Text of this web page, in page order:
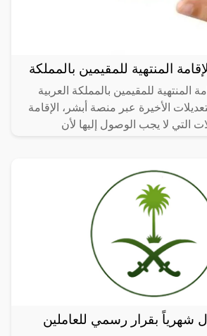
المنتهية للمقيمين بالمملكة
المنتهية للمقيمين بالمملكة العربية
الأخيرة عبر منصة أبشر، الإقامة
التي لا يجب الوصول إليها لأن
2400 ريال شهرياً بقرار رسمي للعاملين